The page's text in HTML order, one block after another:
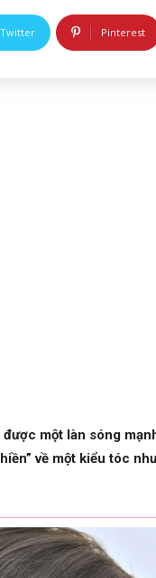
Twitter Pinterest
một làn sóng
về một kiểu tóc